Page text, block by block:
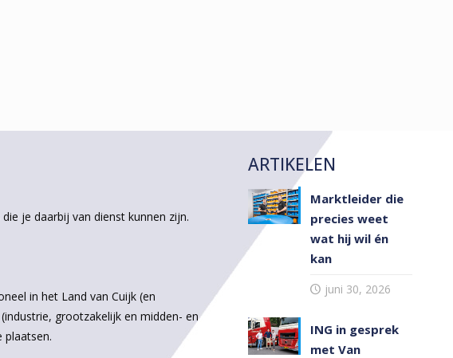
je daarbij van dienst kunnen zijn.
in het Land van Cuijk (en
grootzakelijk en midden- en
plaatsen.
ARTIKELEN
Marktleider die
precies weet
wat hij wil én
kan
juni 30, 2026
ING in gesprek
met Van